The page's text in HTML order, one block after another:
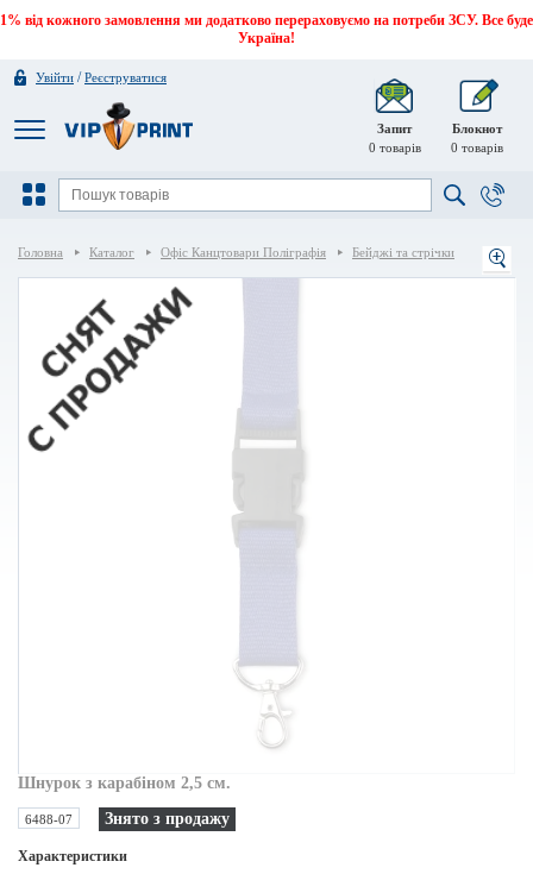
1% від кожного замовлення ми додатково перераховуємо на потреби ЗСУ. Все буде
Україна!
Увійти /Реєструватися
Запит
0 товарів
Блокнот
0 товарів
Головна Каталог Офіс Канцтовари Поліграфія Бейджі та стрічки
Шнурок з карабіном 2,5 см.
6488-07 Знято з продажу
Характеристики